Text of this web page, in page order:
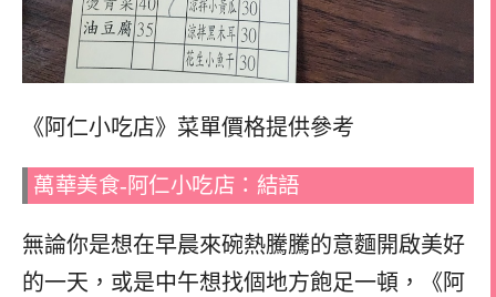
《阿仁小吃店》菜單價格提供參考
萬華美食-阿仁小吃店：結語
無論你是想在早晨來碗熱騰騰的意麵開啟美好
的一天，或是中午想找個地方飽足一頓，《阿